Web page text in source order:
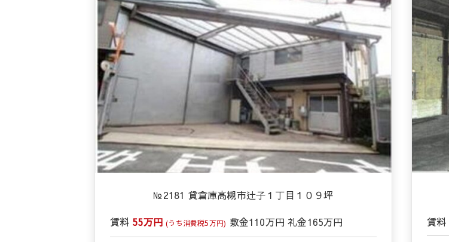
№2181 貸倉庫高槻市辻子１丁目１０９坪
賃料 55万円(うち消費税5万円) 敷金110万円 礼金165万円 賃料